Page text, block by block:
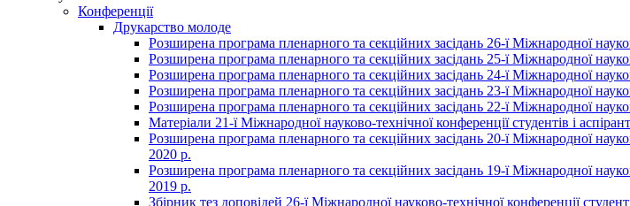
Конференції
Друкарство молоде
Розширена програма пленарного та секційних засідань 26-ї Міжнародної
Розширена програма пленарного та секційних засідань 25-ї Міжнародної
Розширена програма пленарного та секційних засідань 24-ї Міжнародної
Розширена програма пленарного та секційних засідань 23-ї Міжнародної
Розширена програма пленарного та секційних засідань 22-ї Міжнародної
Матеріали 21-ї Міжнародної науково-технічної конференції студентів і
Розширена програма пленарного та секційних засідань 20-ї Міжнародної
2020 р.
Розширена програма пленарного та секційних засідань 19-ї Міжнародної
2019 р.
Збірник тез доповідей 26-ї Міжнародної науково-технічної конференції